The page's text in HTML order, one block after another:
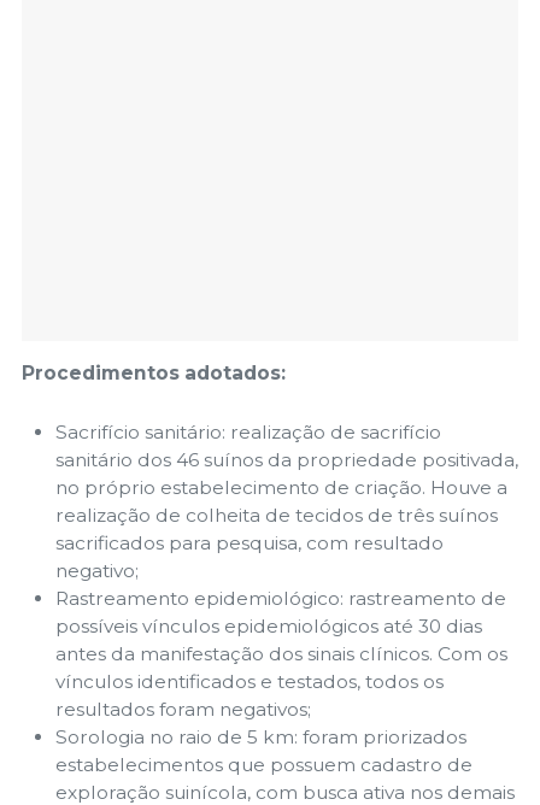
Procedimentos adotados:
Sacrifício sanitário: realização de sacrifício
sanitário dos 46 suínos da propriedade positivada,
no próprio estabelecimento de criação. Houve a
realização de colheita de tecidos de três suínos
sacrificados para pesquisa, com resultado
negativo;
Rastreamento epidemiológico: rastreamento de
possíveis vínculos epidemiológicos até 30 dias
antes da manifestação dos sinais clínicos. Com os
vínculos identificados e testados, todos os
resultados foram negativos;
Sorologia no raio de 5 km: foram priorizados
estabelecimentos que possuem cadastro de
exploração suinícola, com busca ativa nos demais